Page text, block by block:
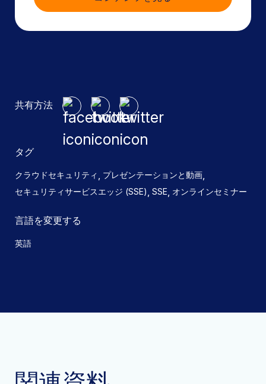
共有方法
タグ
クラウドセキュリティ , プレゼンテーションと動画,
セキュリティサービスエッジ (SSE), SSE, オンラインセミナー
言語を変更する
英語